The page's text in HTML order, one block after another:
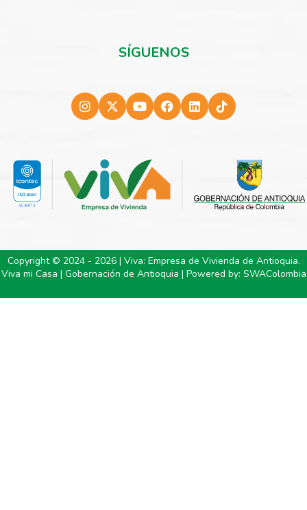
SÍGUENOS
Copyright © 2024 - 2026 | Viva: Empresa de Vivienda de Antioquia.
Viva mi Casa | Gobernación de Antioquia | Powered by: SWAColombia